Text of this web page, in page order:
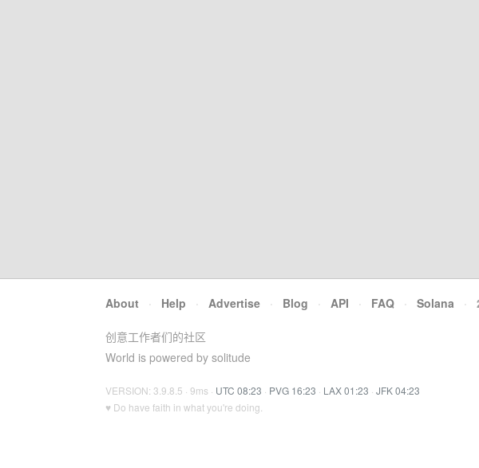
About · Help · Advertise · Blog · API · FAQ · Solana ·
创意工作者们的社区
World is powered by solitude
VERSION: 3.9.8.5 · 9ms · UTC 08:23 · PVG 16:23 · LAX 01:23 · JFK 04:23
♥ Do have faith in what you're doing.